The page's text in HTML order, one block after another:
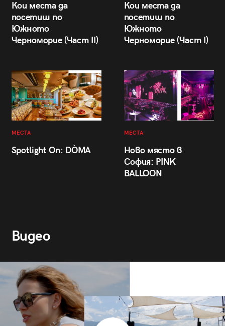
Кои места да
посетиш по
Южното
Черноморие (Част II)
Кои места да
посетиш по
Южното
Черноморие (Част I)
МЕСТА
Spotlight On: DÒMA
МЕСТА
Ново място в
София: PINK
BALLOON
Видео